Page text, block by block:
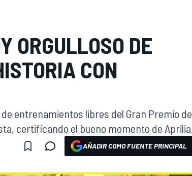
ORGULLOSO DE
CON
entrenamientos libres del Gran Premio de
certificando el bueno momento de Aprilia.
AÑADIR COMO FUENTE PRINCIPAL